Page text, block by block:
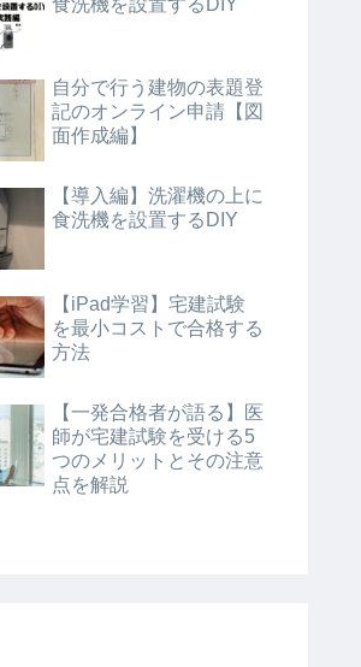
自分で行う建物の表題登
記のオンライン申請【図
面作成編】
【導入編】洗濯機の上に
食洗機を設置するDIY
【iPad学習】宅建試験
を最小コストで合格する
方法
【一発合格者が語る】医
師が宅建試験を受ける5
つのメリットとその注意
点を解説